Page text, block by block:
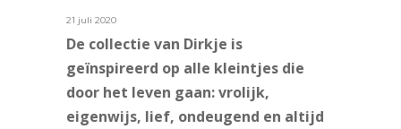
21 juli 2020
De collectie van Dirkje is
geïnspireerd op alle kleintjes die
door het leven gaan: vrolijk,
eigenwijs, lief, ondeugend en altijd